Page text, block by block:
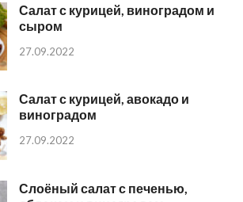
Салат с курицей, виноградом и
сыром
27.09.2022
Салат с курицей, авокадо и
виноградом
27.09.2022
Слоёный салат с печенью,